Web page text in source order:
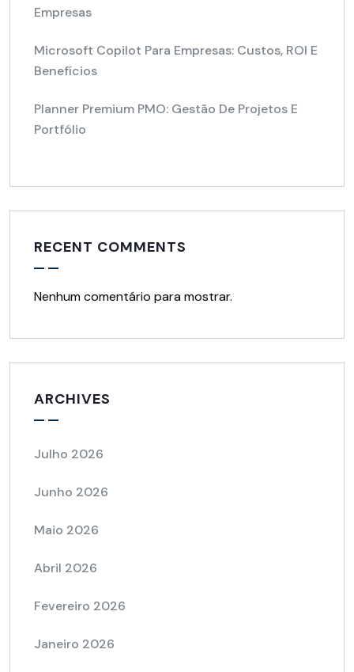
Empresas
Microsoft Copilot Para Empresas: Custos, ROI E
Benefícios
Planner Premium PMO: Gestão De Projetos E
Portfólio
RECENT COMMENTS
Nenhum comentário para mostrar.
ARCHIVES
Julho 2026
Junho 2026
Maio 2026
Abril 2026
Fevereiro 2026
Janeiro 2026